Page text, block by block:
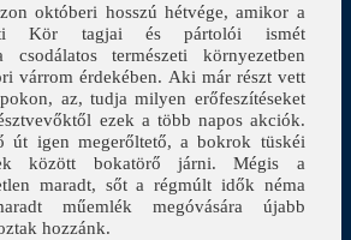
októberi hosszú hétvége, amikor a
Kör tagjai és pártolói ismét
csodálatos természeti környezetben
várrom érdekében. Aki már részt vett
az, tudja milyen erőfeszítéseket
ezek a több napos akciók.
út igen megerőltető, a bokrok tüskéi
között bokatörő járni. Mégis a
maradt, sőt a régmúlt idők néma
műemlék megóvására újabb
hozzánk.